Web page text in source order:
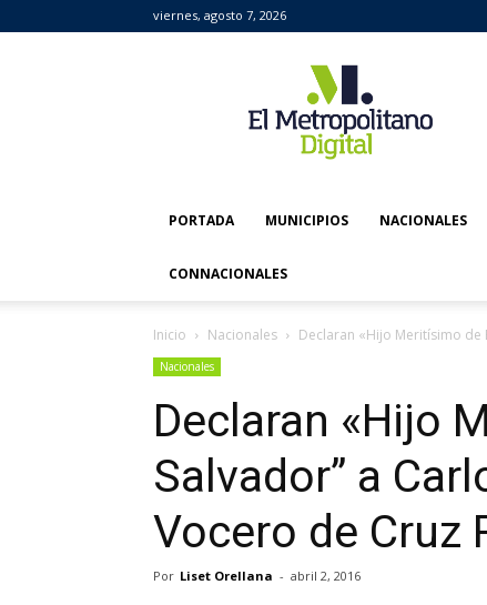
viernes, agosto 7, 2026
Metropolitano
Digital
PORTADA MUNICIPIOS NACIONALES
CONNACIONALES
Inicio Nacionales Declaran «Hijo Meritísimo de
Nacionales
Declaran «Hijo
Salvador” a
Vocero de Cruz
Por Liset Orellana - abril 2, 2016